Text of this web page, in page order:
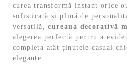
curea transformă instant orice
sofisticată și plină de
versatilă,cureaua decorativă
alegerea perfectă pentru a
completa atât ținutele casual
elegante.